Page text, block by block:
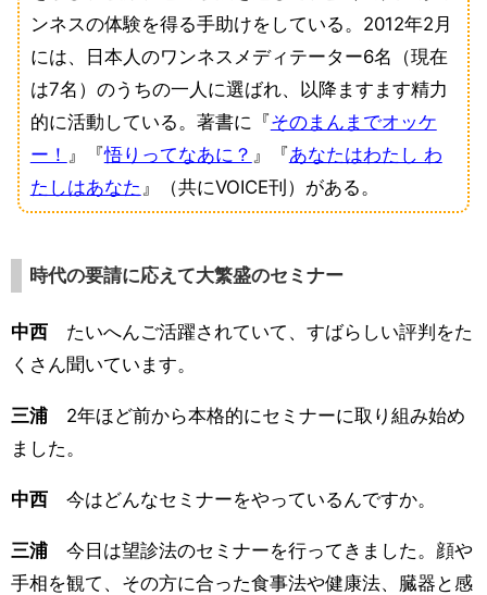
ンネスの体験を得る手助けをしている。2012年2月
には、日本人のワンネスメディテーター6名（現在
は7名）のうちの一人に選ばれ、以降ますます精力
的に活動している。著書に『そのまんまでオッケ
ー！ 』『悟りってなあに？ 』『あなたはわたし わ
たしはあなた 』（共にVOICE刊）がある。
時代の要請に応えて大繁盛のセミナー
中西 たいへんご活躍されていて、すばらしい評判をた
くさん聞いています。
三浦 2年ほど前から本格的にセミナーに取り組み始め
ました。
中西 今はどんなセミナーをやっているんですか。
三浦 今日は望診法のセミナーを行ってきました。顔や
手相を観て、その方に合った食事法や健康法、臓器と感